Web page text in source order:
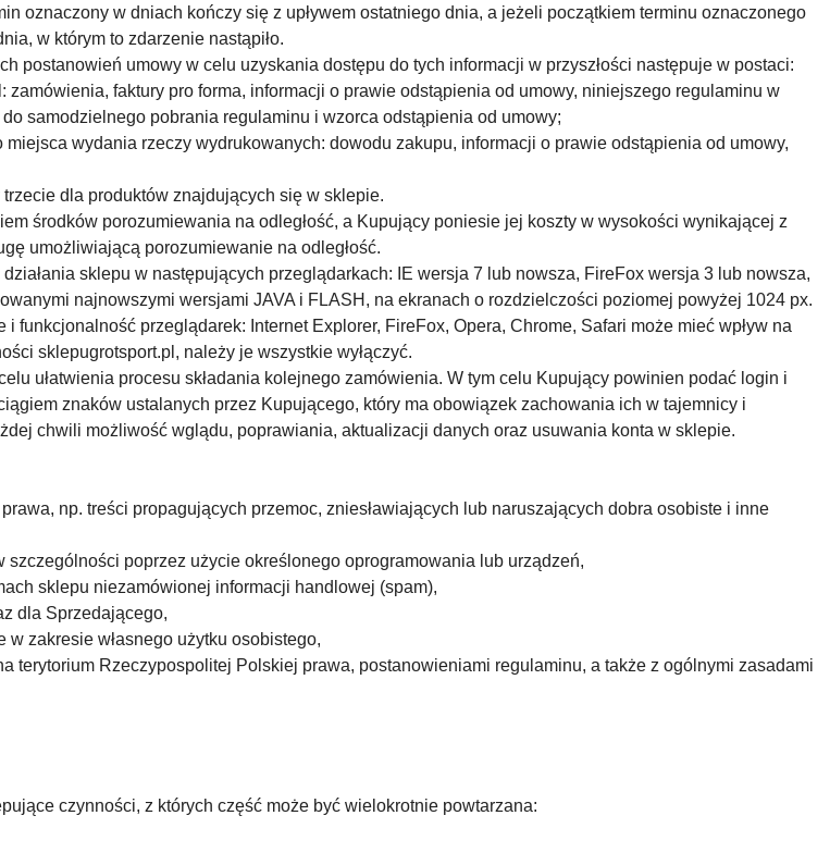
oznaczony w dniach kończy się z upływem ostatniego dnia, a jeżeli początkiem terminu oznaczonego
w którym to zdarzenie nastąpiło.
postanowień umowy w celu uzyskania dostępu do tych informacji w przyszłości następuje w postaci:
faktury pro forma, informacji o prawie odstąpienia od umowy, niniejszego regulaminu w
samodzielnego pobrania regulaminu i wzorca odstąpienia od umowy;
wydania rzeczy wydrukowanych: dowodu zakupu, informacji o prawie odstąpienia od umowy,
dla produktów znajdujących się w sklepie.
środków porozumiewania na odległość, a Kupujący poniesie jej koszty w wysokości wynikającej z
umożliwiającą porozumiewanie na odległość.
sklepu w następujących przeglądarkach: IE wersja 7 lub nowsza, FireFox wersja 3 lub nowsza,
najnowszymi wersjami JAVA i FLASH, na ekranach o rozdzielczości poziomej powyżej 1024 px.
przeglądarek: Internet Explorer, FireFox, Opera, Chrome, Safari może mieć wpływ na
sklepugrotsport.pl, należy je wszystkie wyłączyć.
ułatwienia procesu składania kolejnego zamówienia. W tym celu Kupujący powinien podać login i
znaków ustalanych przez Kupującego, który ma obowiązek zachowania ich w tajemnicy i
chwili możliwość wglądu, poprawiania, aktualizacji danych oraz usuwania konta w sklepie.
np. treści propagujących przemoc, zniesławiających lub naruszających dobra osobiste i inne
poprzez użycie określonego oprogramowania lub urządzeń,
sklepu niezamówionej informacji handlowej (spam),
dla Sprzedającego,
zakresie własnego użytku osobistego,
terytorium Rzeczypospolitej Polskiej prawa, postanowieniami regulaminu, a także z ogólnymi zasadami
czynności, z których część może być wielokrotnie powtarzana: